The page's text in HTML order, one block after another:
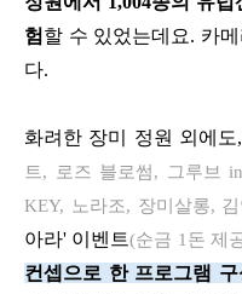
험 할 수 있었는데요. 카
다.
화려한 장미 정원 외에도,
트, 로 즈 블로썸, 그루브 in
KEY, 노라조, 장미살롱,
아라' 이벤트(순금 1 돈 제
컨셉으로 한 프로그램 구